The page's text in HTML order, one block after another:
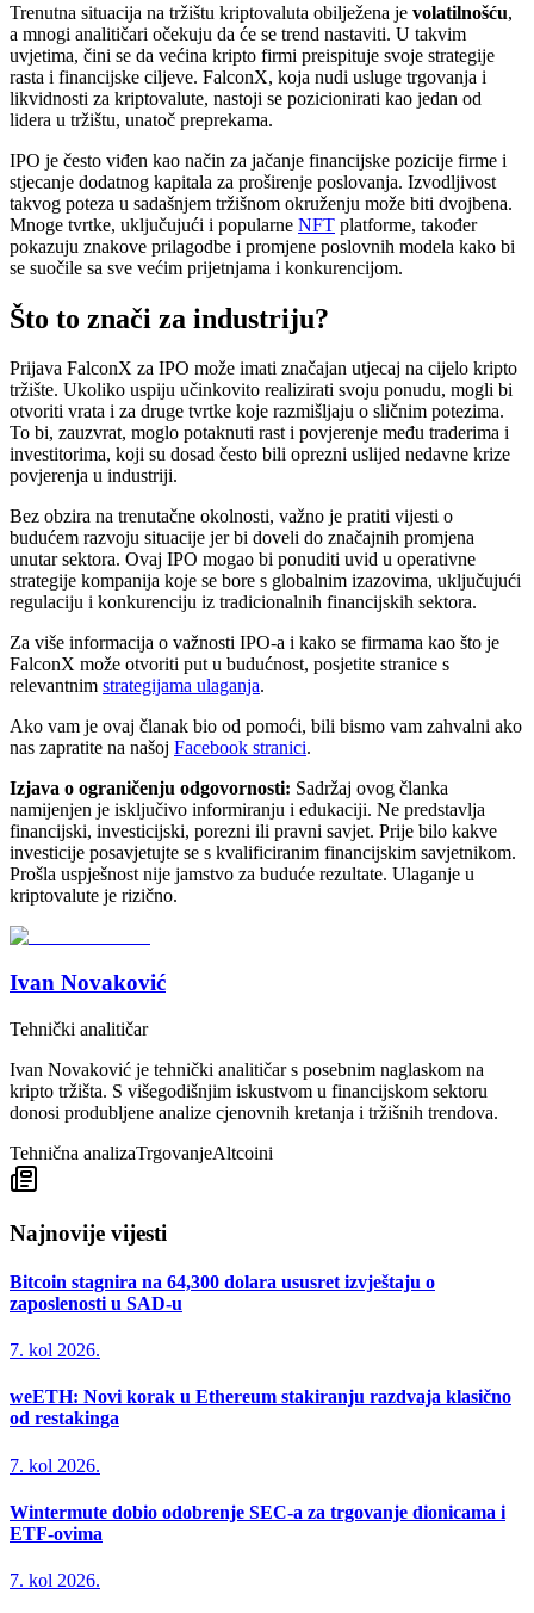
Trenutna situacija na tržištu kriptovaluta obilježena je volatilnošću,
a mnogi analitičari očekuju da će se trend nastaviti. U takvim
uvjetima, čini se da većina kripto firmi preispituje svoje strategije
rasta i financijske ciljeve. FalconX, koja nudi usluge trgovanja i
likvidnosti za kriptovalute, nastoji se pozicionirati kao jedan od
lidera u tržištu, unatoč preprekama.
IPO je često viđen kao način za jačanje financijske pozicije firme i
stjecanje dodatnog kapitala za proširenje poslovanja. Izvodljivost
takvog poteza u sadašnjem tržišnom okruženju može biti dvojbena.
Mnoge tvrtke, uključujući i popularne NFT platforme, također
pokazuju znakove prilagodbe i promjene poslovnih modela kako bi
se suočile sa sve većim prijetnjama i konkurencijom.
Što to znači za industriju?
Prijava FalconX za IPO može imati značajan utjecaj na cijelo kripto
tržište. Ukoliko uspiju učinkovito realizirati svoju ponudu, mogli bi
otvoriti vrata i za druge tvrtke koje razmišljaju o sličnim potezima.
To bi, zauzvrat, moglo potaknuti rast i povjerenje među traderima i
investitorima, koji su dosad često bili oprezni uslijed nedavne krize
povjerenja u industriji.
Bez obzira na trenutačne okolnosti, važno je pratiti vijesti o
budućem razvoju situacije jer bi doveli do značajnih promjena
unutar sektora. Ovaj IPO mogao bi ponuditi uvid u operativne
strategije kompanija koje se bore s globalnim izazovima, uključujući
regulaciju i konkurenciju iz tradicionalnih financijskih sektora.
Za više informacija o važnosti IPO-a i kako se firmama kao što je
FalconX može otvoriti put u budućnost, posjetite stranice s
relevantnim strategijama ulaganja.
Ako vam je ovaj članak bio od pomoći, bili bismo vam zahvalni ako
nas zapratite na našoj Facebook stranici.
Izjava o ograničenju odgovornosti: Sadržaj ovog članka
namijenjen je isključivo informiranju i edukaciji. Ne predstavlja
financijski, investicijski, porezni ili pravni savjet. Prije bilo kakve
investicije posavjetujte se s kvalificiranim financijskim savjetnikom.
Prošla uspješnost nije jamstvo za buduće rezultate. Ulaganje u
kriptovalute je rizično.
Ivan Novaković
Tehnički analitičar
Ivan Novaković je tehnički analitičar s posebnim naglaskom na
kripto tržišta. S višegodišnjim iskustvom u financijskom sektoru
donosi produbljene analize cjenovnih kretanja i tržišnih trendova.
Tehnična analizaTrgovanjeAltcoini
Najnovije vijesti
Bitcoin stagnira na 64,300 dolara ususret izvještaju o
zaposlenosti u SAD-u
7. kol 2026.
weETH: Novi korak u Ethereum stakiranju razdvaja klasično
od restakinga
7. kol 2026.
Wintermute dobio odobrenje SEC-a za trgovanje dionicama i
ETF-ovima
7. kol 2026.